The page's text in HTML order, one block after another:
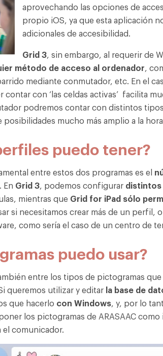
aprovechando las opciones de
propio iOS, ya que esta aplicación
adicionales de accesibilidad.
Grid 3, sin embargo, al requerir de
método de acceso al ordenador,
mediante conmutador, etc. En el
con ‘las celdas activas’ facilita
podremos contar con distintos
mucho más amplio a la
puedo tener?
entre estos dos programas es el
En Grid 3, podemos configurar distintos
mientras que Grid for iPad sólo
si necesitamos crear más de un perfil,
como sería el caso de un centro de
puedo usar?
entre los tipos de pictogramas
queremos utilizar y editar la base de
que hacerlo con Windows, y, por lo
los pictogramas de ARASAAC
comunicador.